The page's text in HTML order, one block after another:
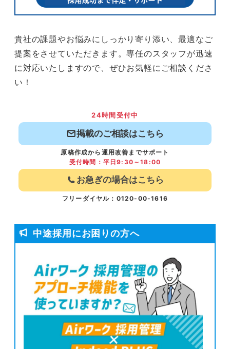
貴社の課題やお悩みにしっかり寄り添い、最適なご
提案をさせていただきます。専任のスタッフが迅速
に対応いたしますので、ぜひお気軽にご相談くださ
い！
24時間受付中
掲載のご相談はこちら
原稿作成から運用改善までサポート
受付時間：平日9:30～18:00
お急ぎの場合はこちら
フリーダイヤル：0120-00-1616
中途採用にお困りの方へ